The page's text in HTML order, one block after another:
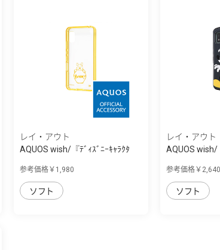
レイ・アウト
AQUOS wish/『ﾃﾞｨｽﾞﾆｰｷｬﾗｸﾀ
参考価格￥1,980
ソフト
レイ・アウト
AQUOS wish/
参考価格￥2,640
ソフト